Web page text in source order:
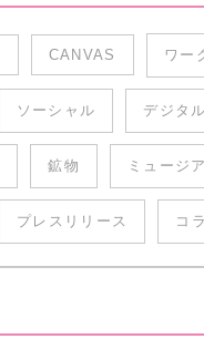
CANVAS ワー
ソーシャル デジタ
鉱物 ミュージ
プレスリリース コ